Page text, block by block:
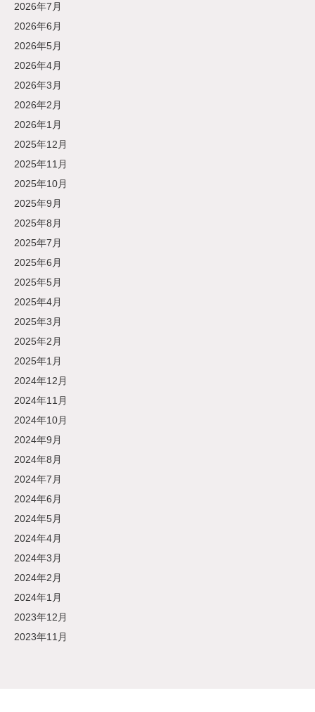
2026年7月
2026年6月
2026年5月
2026年4月
2026年3月
2026年2月
2026年1月
2025年12月
2025年11月
2025年10月
2025年9月
2025年8月
2025年7月
2025年6月
2025年5月
2025年4月
2025年3月
2025年2月
2025年1月
2024年12月
2024年11月
2024年10月
2024年9月
2024年8月
2024年7月
2024年6月
2024年5月
2024年4月
2024年3月
2024年2月
2024年1月
2023年12月
2023年11月